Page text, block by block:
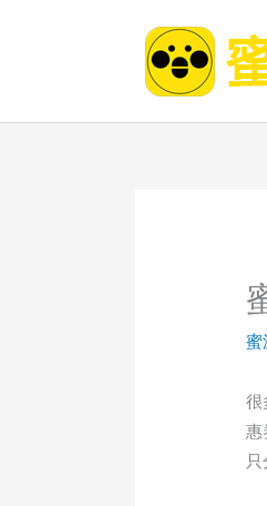
蜜
很
惠